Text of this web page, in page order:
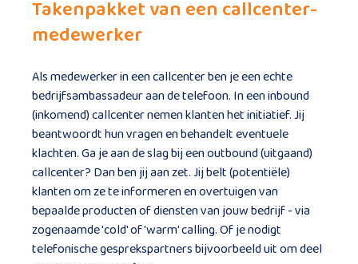
Takenpakket van een callcenter-
medewerker
Als medewerker in een callcenter ben je een echte
bedrijfsambassadeur aan de telefoon. In een inbound
(inkomend) callcenter nemen klanten het initiatief. Jij
beantwoordt hun vragen en behandelt eventuele
klachten. Ga je aan de slag bij een outbound (uitgaand)
callcenter? Dan ben jij aan zet. Jij belt (potentiële)
klanten om ze te informeren en overtuigen van
bepaalde producten of diensten van jouw bedrijf - via
zogenaamde 'cold' of 'warm' calling. Of je nodigt
telefonische gesprekspartners bijvoorbeeld uit om deel